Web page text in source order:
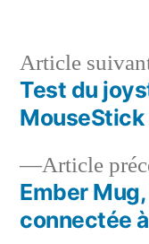
l’article
Article
Ember
connectée
Article
Test du
MouseStick